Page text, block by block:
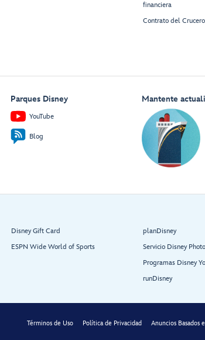
Aft Elevator
financiera
Contrato del Crucero
Parques Disney
YouTube
Blog
Mantente
Disney Gift Card
ESPN Wide World of Sports
planDisney
Servicio Disney
Programas Disney
runDisney
Términos de Uso Política de Privacidad Anuncios Basados